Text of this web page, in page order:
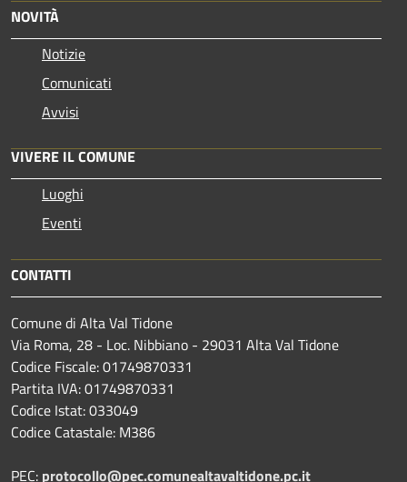
NOVITÀ
Notizie
Comunicati
Avvisi
VIVERE IL COMUNE
Luoghi
Eventi
CONTATTI
Comune di Alta Val Tidone
Via Roma, 28 - Loc. Nibbiano - 29031 Alta Val Tidone
Codice Fiscale: 01749870331
Partita IVA: 01749870331
Codice Istat: 033049
Codice Catastale: M386
PEC: protocollo@pec.comunealtavaltidone.pc.it